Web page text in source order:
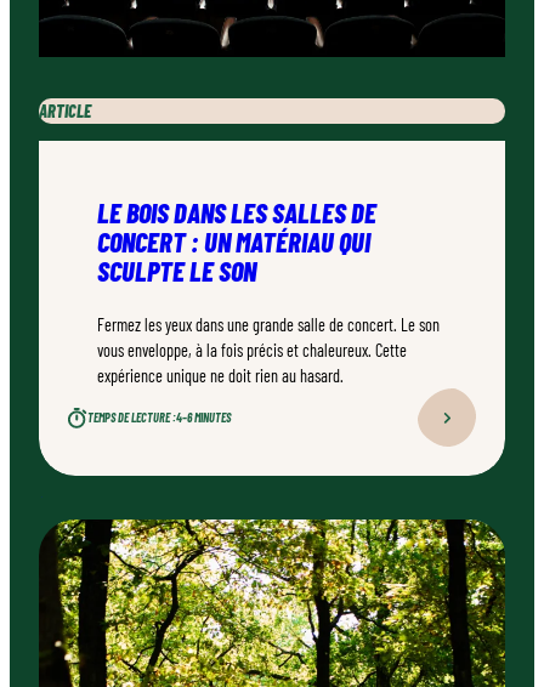
ARTICLE
LE BOIS DANS LES SALLES DE
CONCERT : UN MATÉRIAU QUI
SCULPTE LE SON
Fermez les yeux dans une grande salle de concert. Le son
vous enveloppe, à la fois précis et chaleureux. Cette
expérience unique ne doit rien au hasard.
TEMPS DE LECTURE :4–6 MINUTES